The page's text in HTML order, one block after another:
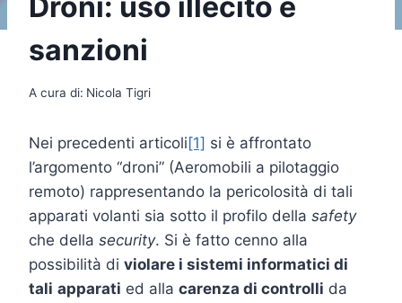
sanzioni
A cura di: Nicola Tigri
Nei precedenti articoli [1] si è affrontato
l’argomento “droni” (Aeromobili a pilotaggio
remoto) rappresentando la pericolosità di tali
apparati volanti sia sotto il profilo della safety
che della security. Si è fatto cenno alla
possibilità di violare i sistemi informatici di
tali apparati ed alla carenza di controlli da